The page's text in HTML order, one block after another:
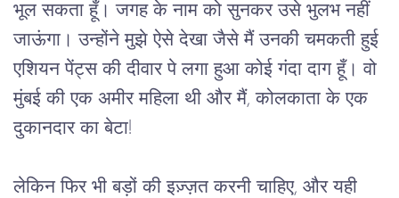
भूल सकता हूँ। जगह के नाम को सुनकर उसे भुलभ नहीं
जाऊंगा। उन्होंने मुझे ऐसे देखा जैसे मैं उनकी चमकती हुई
एशियन पेंट्स की दीवार पे लगा हुआ कोई गंदा दाग हूँ। वो
मुंबई की एक अमीर महिला थी और मैं, कोलकाता के एक
दुकानदार का बेटा!
लेकिन फिर भी बड़ों की इज़्ज़त करनी चाहिए, और यही